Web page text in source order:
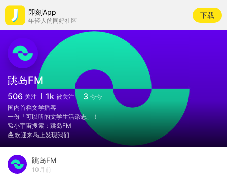
即刻App
年轻人的同好社区
下载
跳岛FM
506 关注 1k 被关注 3 夸夸
国内首档文学播客
一份「可以听的文学生活杂志」！
🪐小宇宙搜索：跳岛FM
🏝️欢迎来岛上发现我们
跳岛FM
10月前